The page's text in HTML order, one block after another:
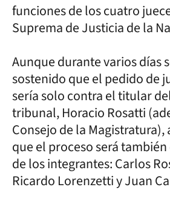
funciones de los cuatro
Suprema de Justicia de la
Aunque durante varios días
sostenido que el pedido de
sería solo contra el titular
tribunal, Horacio Rosatti
Consejo de la Magistratura),
que el proceso será
de los integrantes: Carlos
Ricardo Lorenzetti y Juan